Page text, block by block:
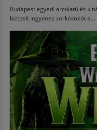
Budapest egyedi arculatú és
biztosít ingyenes sörkóstolót a...